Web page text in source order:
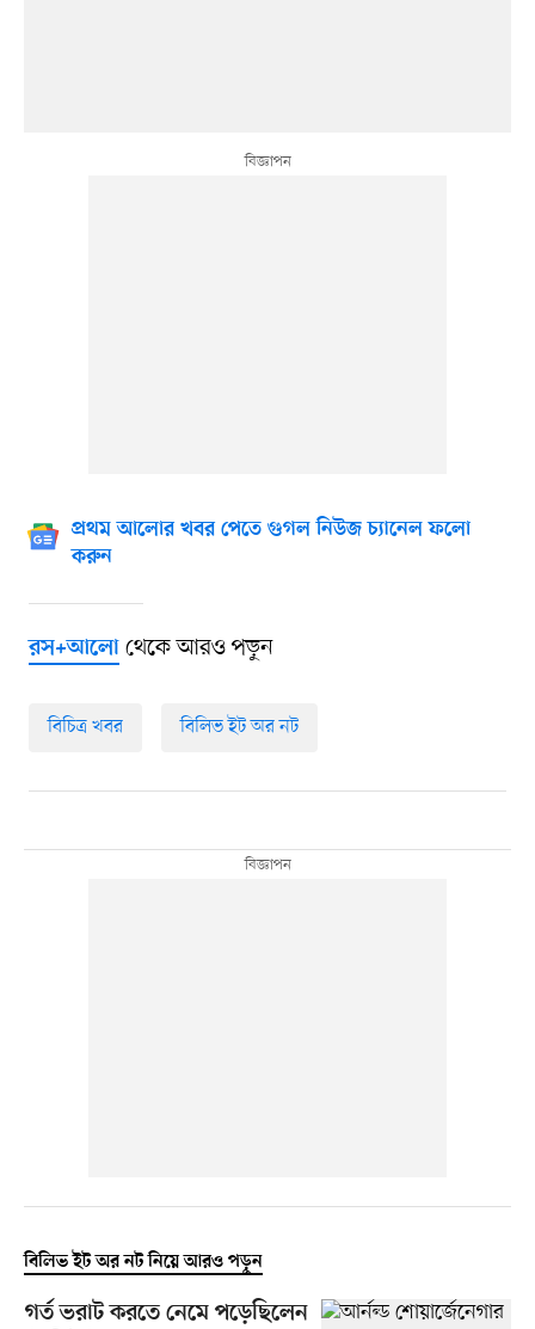
প্রথম আলোর খবর পেতে গুগল নিউজ চ্যানেল ফলো
করুন
রস+আলোথেকে আরও পড়ুন
বিচিত্র খবর বিলিভ ইট অর নট
বিলিভ ইট অর নট নিয়ে আরও পড়ুন
গর্ত ভরাট করতে নেমে পড়েছিলেন